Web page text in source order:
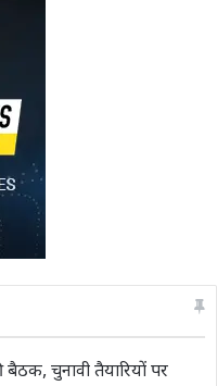
बैठक, चुनावी तैयारियों पर